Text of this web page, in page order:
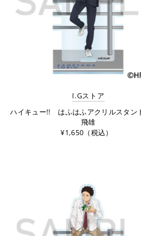
I.Gストア
ハイキュー!! はふはふアクリルスタ
飛雄
¥1,650（税込）